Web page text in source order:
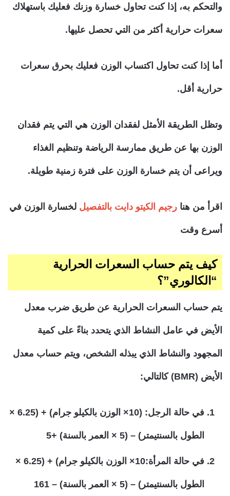
والتحكم به، إذا كنت تحاول خسارة وزنك فعليك باستهلاك
سعرات حرارية أكثر من التي تحصل عليها.
أما إذا كنت تحاول اكتساب الوزن فعليك بحرق سعرات
حرارية أقل.
وتظل الطريقة الأمثل لفقدان الوزن هي التي يتم فقدان
الوزن بها عن طريق ممارسة الرياضة وتنظيم الغذاء
ويراعى أن يتم خسارة الوزن على فترة زمنية طويلة.
اقرأ من هنا رجيم الكيتو دايت بالتفصيل لخسارة الوزن في
أسرع وقت
كيف يتم حساب السعرات الحرارية
“الكالوري”؟
يتم حساب السعرات الحرارية عن طريق ضرب معدل
الأيض في عامل النشاط الذي يتحدد بناءً على كمية
المجهود والنشاط الذي يبذله الشخص، ويتم حساب معدل
الأيض (BMR) كالتالي:
في حالة الرجل: (10× الوزن بالكيلو جرام) + (6.25 ×
الطول بالسنتيمتر) – (5 × العمر بالسنة) +5
في حالة المرأة:10× الوزن بالكيلو جرام) + (6.25 ×
الطول بالسنتيمتر) – (5 × العمر بالسنة) – 161